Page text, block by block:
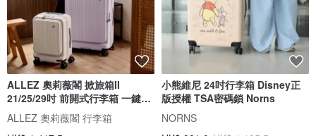
ALLEZ 奧莉薇閣 掀旅箱II
21/25/29吋 前開式行李箱 一鍵煞
車
ALLEZ 奧莉薇閣 行李箱
小熊維尼 24吋行李箱 Disney正
版授權 TSA密碼鎖 Norns
NORNS